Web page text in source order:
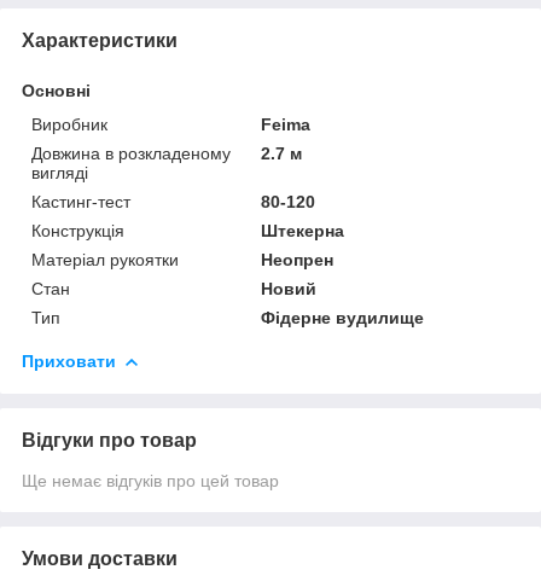
Характеристики
Основні
Виробник
Feima
Довжина в розкладеному
вигляді
2.7 м
Кастинг-тест
80-120
Конструкція
Штекерна
Матеріал рукоятки
Неопрен
Стан
Новий
Тип
Фідерне вудилище
Приховати
Відгуки про товар
Ще немає відгуків про цей товар
Умови доставки